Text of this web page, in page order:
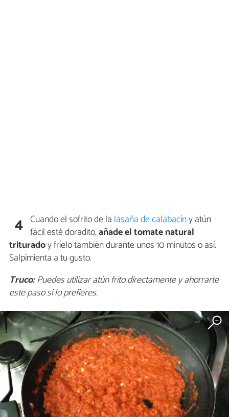
4 Cuando el sofrito de la lasaña de calabacíny atún
fácil esté doradito,añade el tomate natural
trituradoy fríelo también durante unos 10 minutos o así.
Salpimienta a tu gusto.
Truco:Puedes utilizar atún frito directamente y ahorrarte
este paso si lo prefieres.